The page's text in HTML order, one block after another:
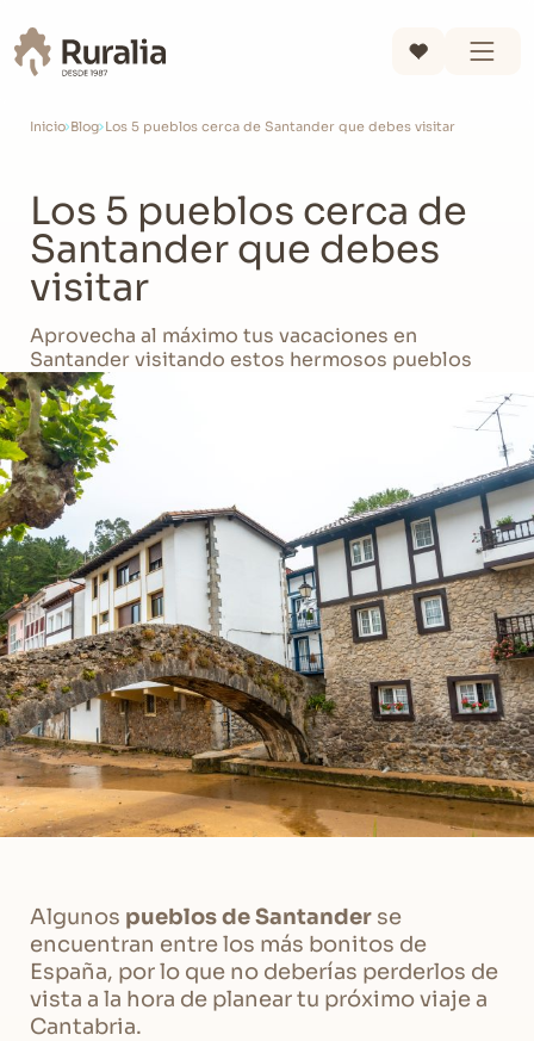
Inicio Blog Los 5 pueblos cerca de Santander que debes visitar
Los 5 pueblos cerca de
Santander que debes
visitar
Aprovecha al máximo tus vacaciones en
Santander visitando estos hermosos pueblos
Algunos pueblos de Santander se
encuentran entre los más bonitos de
España, por lo que no deberías perderlos de
vista a la hora de planear tu próximo viaje a
Cantabria.